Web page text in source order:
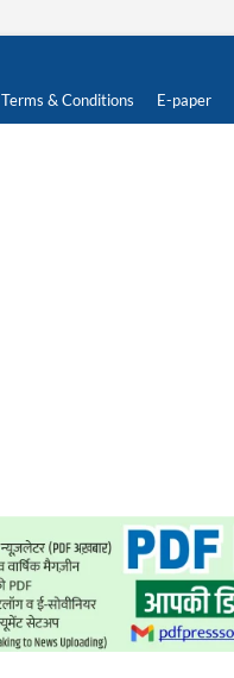
Terms & Conditions E-paper